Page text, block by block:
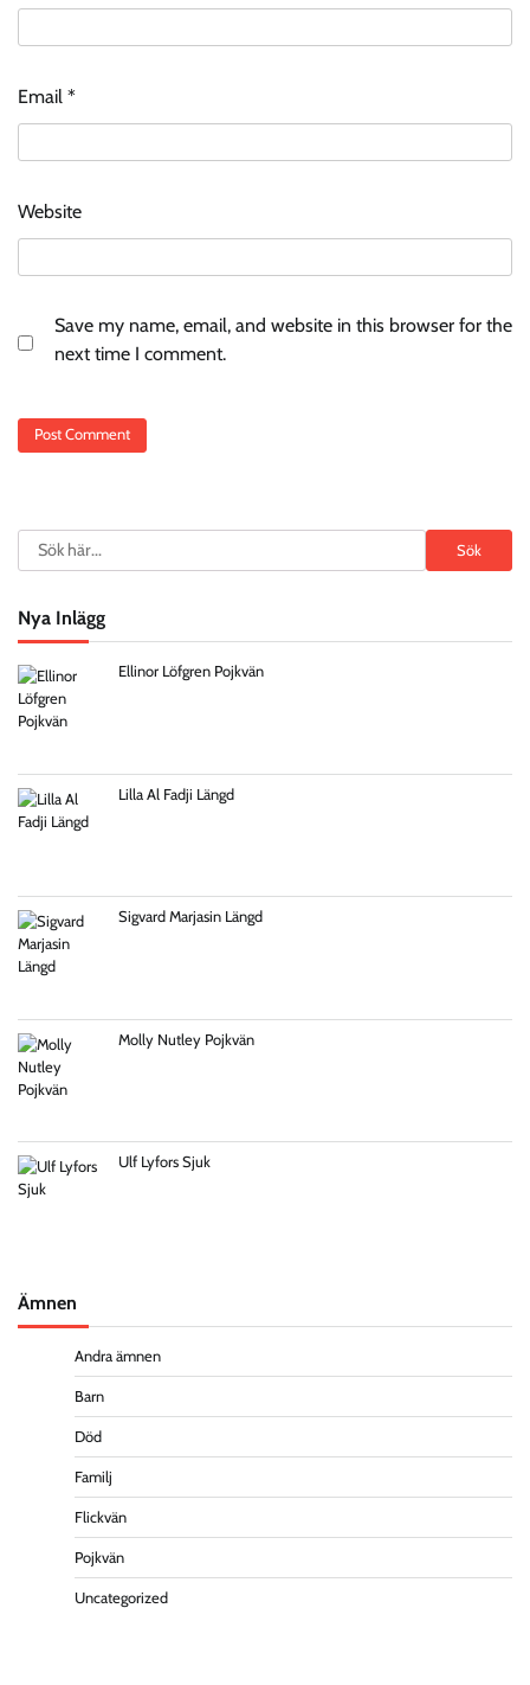
Email *
Website
Save my name, email, and website in this browser for the
next time I comment.
Search Sök
Nya Inlägg
Ellinor Löfgren Pojkvän
Lilla Al Fadji Längd
Sigvard Marjasin Längd
Molly Nutley Pojkvän
Ulf Lyfors Sjuk
Ämnen
Andra ämnen
Barn
Död
Familj
Flickvän
Pojkvän
Uncategorized